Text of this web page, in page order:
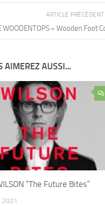
ARTICLE PRÉCÉDENT
WOODENTOPS « Wooden Foot
AIMEREZ AUSSI...
“The Future Bites”
2021